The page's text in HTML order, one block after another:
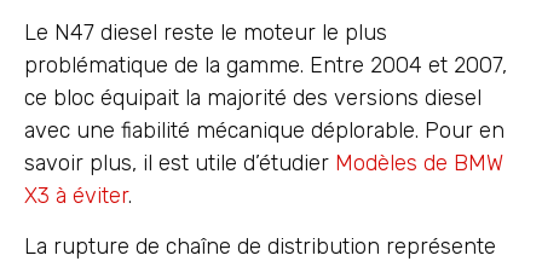
Le N47 diesel reste le moteur le plus
problématique de la gamme. Entre 2004 et 2007,
ce bloc équipait la majorité des versions diesel
avec une fiabilité mécanique déplorable. Pour en
savoir plus, il est utile d’étudier Modèles de BMW
X3 à éviter.
La rupture de chaîne de distribution représente